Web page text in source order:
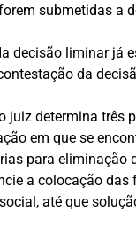
submetidas a
decisão liminar já
da
juiz determina três
em que se
para
a colocação
até que